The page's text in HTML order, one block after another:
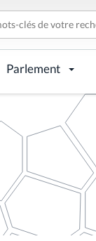
Parlement